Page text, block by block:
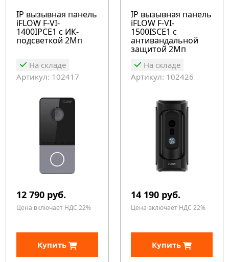
IP вызывная панель
iFLOW F-VI-
1400IPCE1 с ИК-
подсветкой 2Мп
На складе
Артикул: 102417
12 790 руб.
Цена включает НДС 22%
Купить
IP вызывная панель
iFLOW F-VI-
1500ISCE1 с
антивандальной
защитой 2Мп
На складе
Артикул: 102426
14 190 руб.
Цена включает НДС 22%
Купить